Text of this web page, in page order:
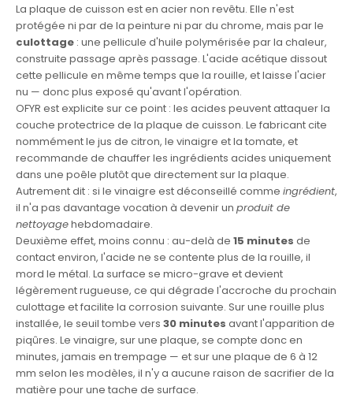
La plaque de cuisson est en acier non revêtu. Elle n'est
protégée ni par de la peinture ni par du chrome, mais par le
culottage : une pellicule d'huile polymérisée par la chaleur,
construite passage après passage. L'acide acétique dissout
cette pellicule en même temps que la rouille, et laisse l'acier
nu — donc plus exposé qu'avant l'opération.
OFYR est explicite sur ce point : les acides peuvent attaquer la
couche protectrice de la plaque de cuisson. Le fabricant cite
nommément le jus de citron, le vinaigre et la tomate, et
recommande de chauffer les ingrédients acides uniquement
dans une poêle plutôt que directement sur la plaque.
Autrement dit : si le vinaigre est déconseillé comme ingrédient,
il n'a pas davantage vocation à devenir un produit de
nettoyagehebdomadaire.
Deuxième effet, moins connu : au-delà de 15 minutes de
contact environ, l'acide ne se contente plus de la rouille, il
mord le métal. La surface se micro-grave et devient
légèrement rugueuse, ce qui dégrade l'accroche du prochain
culottage et facilite la corrosion suivante. Sur une rouille plus
installée, le seuil tombe vers 30 minutes avant l'apparition de
piqûres. Le vinaigre, sur une plaque, se compte donc en
minutes, jamais en trempage — et sur une plaque de 6 à 12
mm selon les modèles, il n'y a aucune raison de sacrifier de la
matière pour une tache de surface.